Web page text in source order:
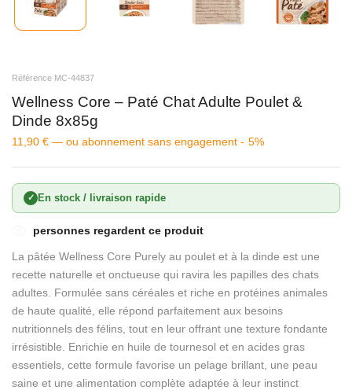
Référence MC-44837
Wellness Core – Paté Chat Adulte Poulet &
Dinde 8x85g
11,90 € — ou abonnement sans engagement - 5%
✓ En stock / livraison rapide
personnes regardent ce produit
La pâtée Wellness Core Purely au poulet et à la dinde est une
recette naturelle et onctueuse qui ravira les papilles des chats
adultes. Formulée sans céréales et riche en protéines animales
de haute qualité, elle répond parfaitement aux besoins
nutritionnels des félins, tout en leur offrant une texture fondante
irrésistible. Enrichie en huile de tournesol et en acides gras
essentiels, cette formule favorise un pelage brillant, une peau
saine et une alimentation complète adaptée à leur instinct